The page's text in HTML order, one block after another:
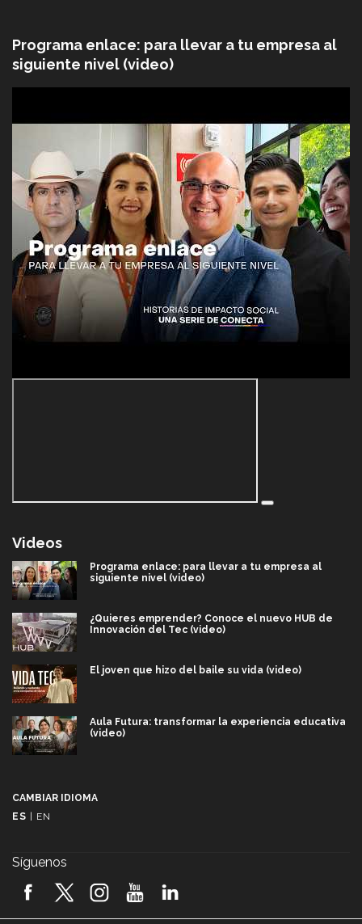
Programa enlace: para llevar a tu empresa al
siguiente nivel (video)
Videos
Programa enlace: para llevar a tu empresa al
siguiente nivel (video)
¿Quieres emprender? Conoce el nuevo HUB de
Innovación del Tec (video)
El joven que hizo del baile su vida (video)
Aula Futura: transformar la experiencia educativa
(video)
2026! (video)
CAMBIAR IDIOMA
ES
EN
Síguenos